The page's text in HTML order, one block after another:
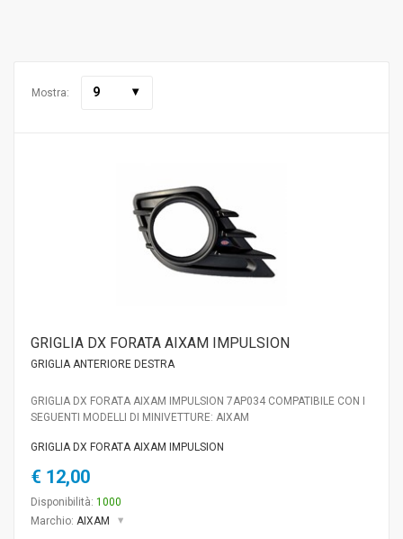
Mostra: 9
GRIGLIA DX FORATA AIXAM IMPULSION
GRIGLIA ANTERIORE DESTRA
GRIGLIA DX FORATA AIXAM IMPULSION 7AP034 COMPATIBILE CON I
SEGUENTI MODELLI DI MINIVETTURE: AIXAM
GRIGLIA DX FORATA AIXAM IMPULSION
€ 12,00
Disponibilità: 1000
Marchio: AIXAM